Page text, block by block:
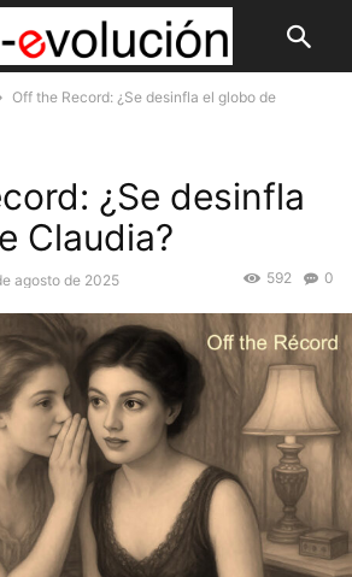
Off the Record: ¿Se desinfla el globo de
¿Se desinfla
Claudia?
agosto de 2025 0
592